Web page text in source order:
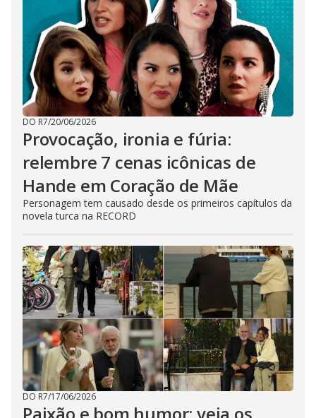
DO R7/20/06/2026
Provocação, ironia e fúria:
relembre 7 cenas icônicas de
Hande em Coração de Mãe
Personagem tem causado desde os primeiros capítulos da
novela turca na RECORD
DO R7/17/06/2026